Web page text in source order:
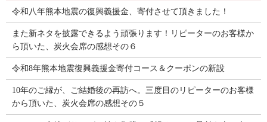
令和八年熊本地震の復興義援金、寄付させて頂きました！
また新ネタを披露できるよう頑張ります！リピーターのお客様か
ら頂いた、炭火会席の感想その６
令和8年熊本地震復興義援金寄付コース＆クーポンの新設
10年のご縁が、ご結婚後の再訪へ。三度目のリピーターのお客様
から頂いた、炭火会席の感想その５